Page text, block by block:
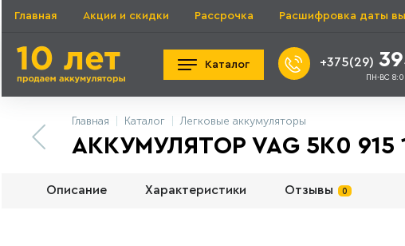
Главная Акции и скидки Рассрочка Расшифровка даты
Каталог +375(29)
ПН-ВС
Главная Каталог Легковые аккумуляторы
АККУМУЛЯТОР VAG 5K0 915
Описание Характеристики Отзывы 0